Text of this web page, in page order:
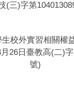
(三)字第
校外實習相關權
26日臺教高(二)
號)